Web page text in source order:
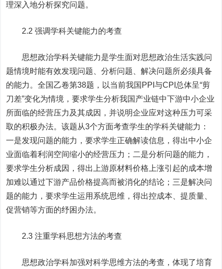
理深入地分析探究问题。
2.2 强调学科关键能力的考查
思想政治学科关键能力是学生面对思想政治生活实践问
题情境时能有效发现问题、分析问题、解决问题所必须具备
的能力。全国乙卷第38题，以当前我国PPI与CPI总体呈“剪
刀差”变化为情境，要求学生分析我国产业链中下游中小企业
所面临的经营压力及其成因，并说明企业应对这种压力可采
取的积极办法。该题从3个方面考查学生的学科关键能力：
一是发现问题的能力，要求学生正确解读信息，得出中小企
业面临着利润空间缩小的经营压力；二是分析问题的能力，
要求学生分析成因，得出上游原材料价格上涨引起的成本增
加难以通过下游产品价格提高而被消化的结论；三是解决问
题的能力，要求学生运用系统思维，得出控成本、提质量、
促营销等方面的纾困办法。
2.3 注重学科思想方法的考查
思想政治学科加强对科学思维方法的考查，体现了培育